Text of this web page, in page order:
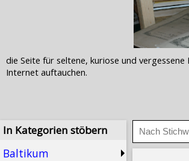
die Seite für seltene, kuriose und
Internet auftauchen.
In Kategorien stöbern
Baltikum